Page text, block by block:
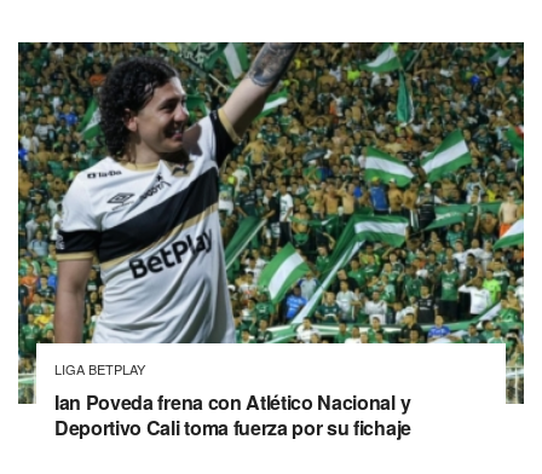
LIGA BETPLAY
Ian Poveda frena con Atlético Nacional y
Deportivo Cali toma fuerza por su fichaje